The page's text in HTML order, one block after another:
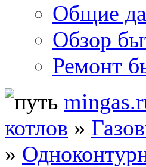
Общие
Обзор
Ремонт
котлов »
»